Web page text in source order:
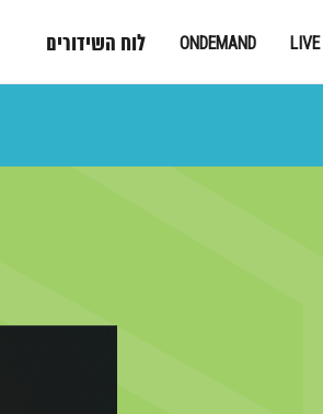
LIVE
ONDEMAND לוח השידורים